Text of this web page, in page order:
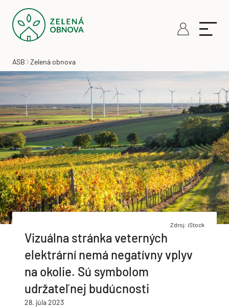
ASB Zelená obnova
Zdroj: iStock
Vizuálna stránka veterných
elektrární nemá negatívny vplyv
na okolie. Sú symbolom
udržateľnej budúcnosti
28. júla 2023